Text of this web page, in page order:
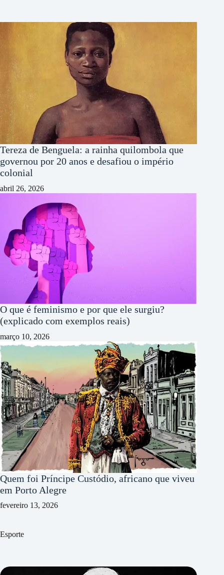
Tereza de Benguela: a rainha quilombola que
governou por 20 anos e desafiou o império
colonial
abril 26, 2026
O que é feminismo e por que ele surgiu?
(explicado com exemplos reais)
março 10, 2026
Quem foi Príncipe Custódio, africano que viveu
em Porto Alegre
fevereiro 13, 2026
Esporte